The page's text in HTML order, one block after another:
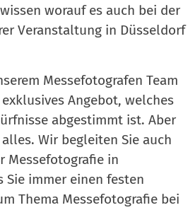
worauf es auch bei der
Veranstaltung in Düsseldorf
Messefotografen Team
Angebot, welches
abgestimmt ist. Aber
Wir begleiten Sie auch
Messefotografie in
Sie immer einen festen
Thema Messefotografie bei